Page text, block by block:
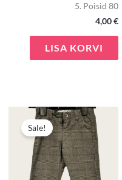
5. Poisid 80
4,00€
LISA KORVI
Praegune
Sale!
Algne
hind
oli:
3,90 €.